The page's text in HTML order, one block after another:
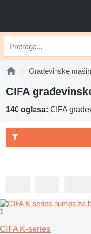
Građevinske
CIFA
140 oglasa: CIFA
1
CIFA K-series